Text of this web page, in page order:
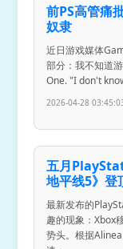
前PS高管痛
奴隶
近日游戏媒体
部分：我不知道
One. "I don't
2026-04-28
五月
地平线5》登
最新发布的
趣的现象：Xbox
势头。根据